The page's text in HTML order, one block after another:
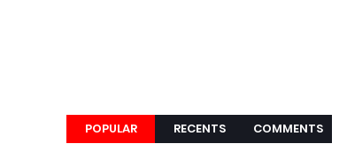
POPULAR RECENTS COMMENTS